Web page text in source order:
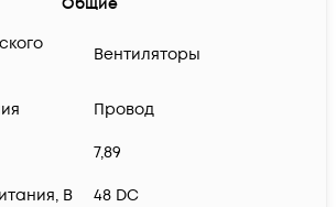
Вентиляторы
Провод
7,89
В 48 DC